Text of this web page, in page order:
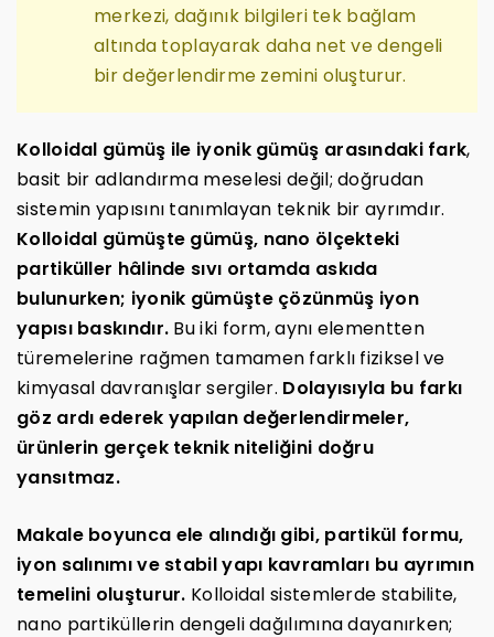
merkezi, dağınık bilgileri tek bağlam
altında toplayarak daha net ve dengeli
bir değerlendirme zemini oluşturur.
Kolloidal gümüş ile iyonik gümüş arasındaki fark,
basit bir adlandırma meselesi değil; doğrudan
sistemin yapısını tanımlayan teknik bir ayrımdır.
Kolloidal gümüşte gümüş, nano ölçekteki
partiküller hâlinde sıvı ortamda askıda
bulunurken; iyonik gümüşte çözünmüş iyon
yapısı baskındır. Bu iki form, aynı elementten
türemelerine rağmen tamamen farklı fiziksel ve
kimyasal davranışlar sergiler. Dolayısıyla bu farkı
göz ardı ederek yapılan değerlendirmeler,
ürünlerin gerçek teknik niteliğini doğru
yansıtmaz.
Makale boyunca ele alındığı gibi, partikül formu,
iyon salınımı ve stabil yapı kavramları bu ayrımın
temelini oluşturur. Kolloidal sistemlerde stabilite,
nano partiküllerin dengeli dağılımına dayanırken;